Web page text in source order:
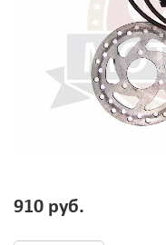
910 руб.